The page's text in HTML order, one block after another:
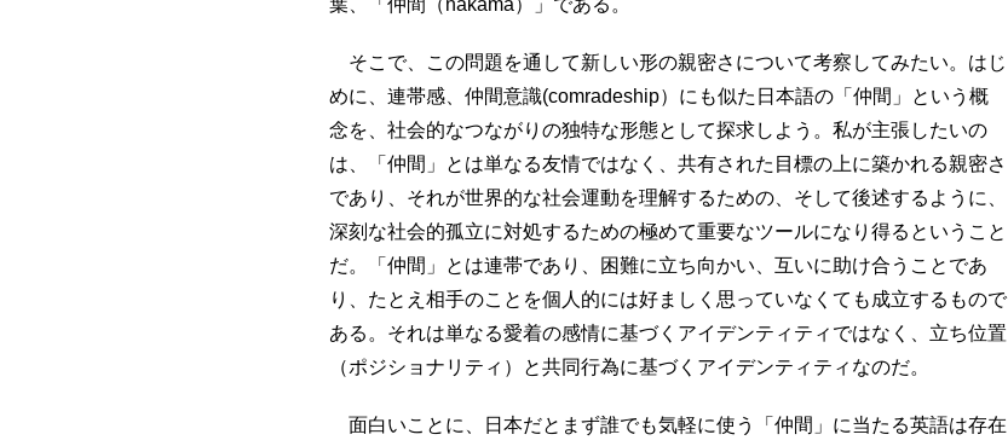
そこで、この問題を通して新しい形の親密さについて考察してみたい。はじ
めに、連帯感、仲間意識(comradeship）にも似た日本語の「仲間」という概
念を、社会的なつながりの独特な形態として探求しよう。私が主張したいの
は、「仲間」とは単なる友情ではなく、共有された目標の上に築かれる親密さ
であり、それが世界的な社会運動を理解するための、そして後述するように、
深刻な社会的孤立に対処するための極めて重要なツールになり得るということ
だ。「仲間」とは連帯であり、困難に立ち向かい、互いに助け合うことであ
り、たとえ相手のことを個人的には好ましく思っていなくても成立するもので
ある。それは単なる愛着の感情に基づくアイデンティティではなく、立ち位置
（ポジショナリティ）と共同行為に基づくアイデンティティなのだ。
面白いことに、日本だとまず誰でも気軽に使う「仲間」に当たる英語は存在